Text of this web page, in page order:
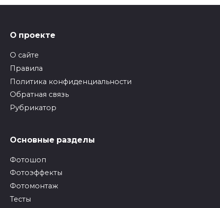
О проекте
О сайте
Правила
Политика конфиденциальности
Обратная связь
Рубрикатор
Основные разделы
Фотошоп
Фотоэффекты
Фотомонтаж
Тесты